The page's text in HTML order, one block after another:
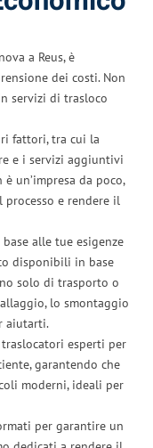
a Reus, è
dei costi. Non
servizi di trasloco
fattori, tra cui la
e i servizi aggiuntivi
un’impresa da poco,
e rendere il
alle tue esigenze
disponibili in base
solo di trasporto o
lo smontaggio
aiutarti.
esperti per
garantendo che
moderni, ideali per
per garantire un